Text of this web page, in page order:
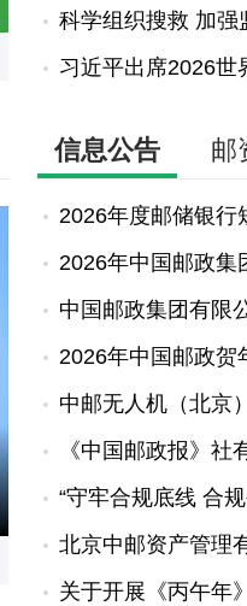
科学组织搜救 加
习近平出席2026
信息公告 邮
2026年度邮储银行
2026年中国邮政集
中国邮政集团有限
2026年中国邮政贺
中邮无人机（北京
《中国邮政报》
“守牢合规底线 合
北京中邮资产管理
关于开展《丙午年